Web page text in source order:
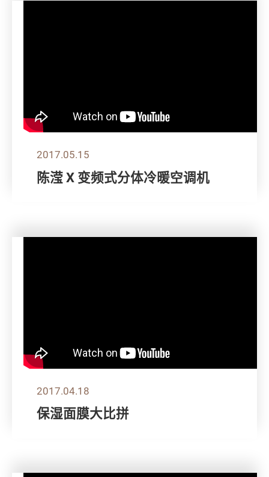
2017.05.15
陈滢 X 变频式分体冷暖空调机
2017.04.18
保湿面膜大比拼